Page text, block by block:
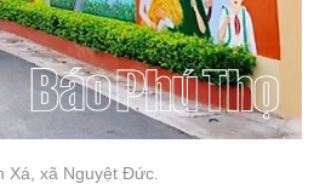
Xá, xã Nguyệt Đức.